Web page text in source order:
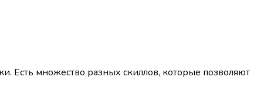
Есть множество разных скиллов, которые позволяют